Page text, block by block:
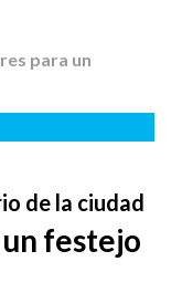
para un
de la ciudad
festejo